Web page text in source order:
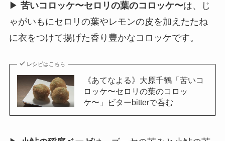
▶ 苦いコロッケ〜セロリの葉のコロッケ〜は、じ
ゃがいもにセロリの葉やレモンの皮を加えたたね
に衣をつけて揚げた香り豊かなコロッケです。
レシピはこちら
《あてなよる》大原千鶴「苦いコ
ロッケ〜セロリの葉のコロッ
ケ〜」ビターbitterで呑む